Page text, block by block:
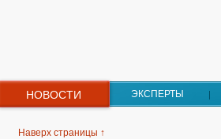
НОВОСТИ ЭКСПЕРТЫ
Наверх страницы ↑